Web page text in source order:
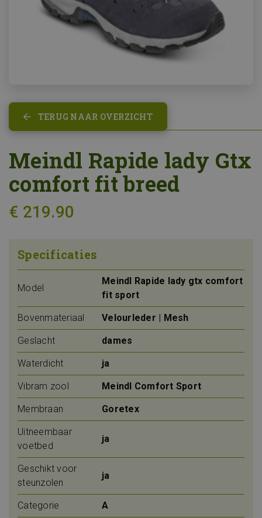
TERUG NAAR OVERZICHT
Meindl Rapide lady Gtx
comfort fit breed
€ 219.90
Specificaties
Model
Meindl Rapide lady gtx comfort
fit sport
Bovenmateriaal Velourleder | Mesh
Geslacht dames
Waterdicht ja
Vibram zool Meindl Comfort Sport
Membraan Goretex
Uitneembaar
voetbed
ja
Geschikt voor
steunzolen
ja
Categorie A